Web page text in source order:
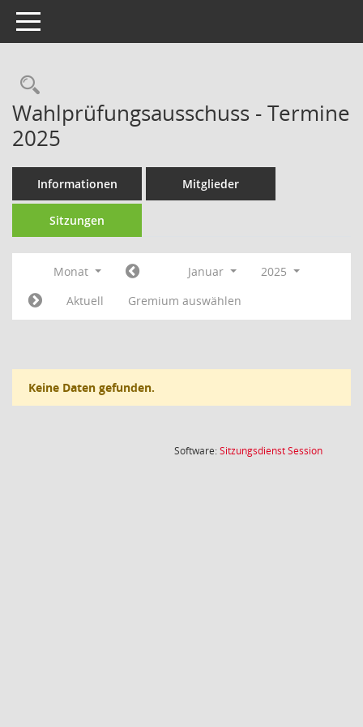
Toggle navigation
Rechercheauswahl
Wahlprüfungsausschuss - Termine
2025
Informationen Mitglieder
Sitzungen
Monat Januar
2025
Aktuell
Gremium auswählen
Keine Daten gefunden.
Software:SitzungsdienstSession(Wird in